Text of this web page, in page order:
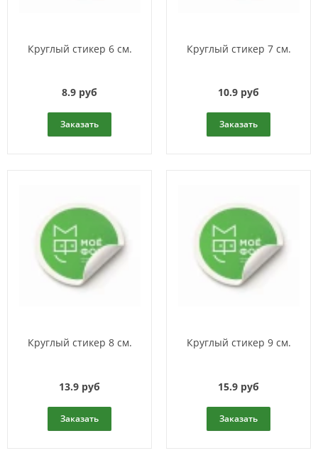
Круглый стикер 6 см.
8.9 руб
Заказать
Круглый стикер 7 см.
10.9 руб
Заказать
Круглый стикер 8 см.
13.9 руб
Заказать
Круглый стикер 9 см.
15.9 руб
Заказать